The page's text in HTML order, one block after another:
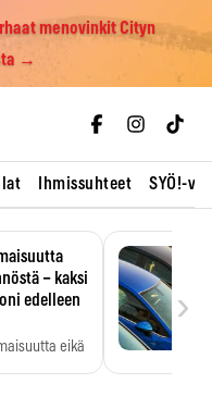
menovinkit Cityn
→
Ihmissuhteet SYÖ!-
– kaksi
edelleen
eikä
›